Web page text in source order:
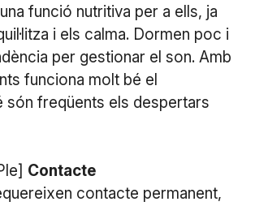
funció nutritiva per a ells, ja
i els calma. Dormen poc i
per gestionar el son. Amb
funciona molt bé el
són freqüents els despertars
Contacte
contacte permanent,